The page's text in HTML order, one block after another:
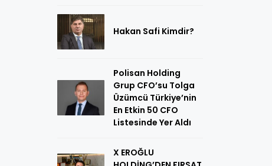
Hakan Safi Kimdir?
Polisan Holding
Grup CFO’su Tolga
Üzümcü Türkiye’nin
En Etkin 50 CFO
Listesinde Yer Aldı
X EROĞLU